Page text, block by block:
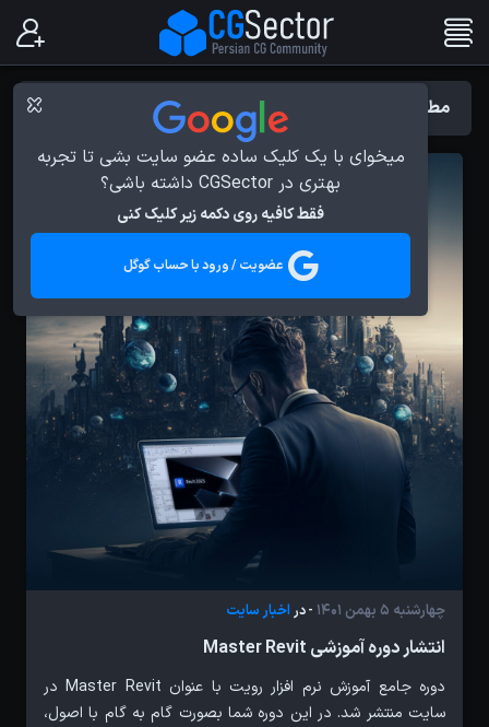
میخوای با یک کلیک ساده عضو سایت بشی تا تجربه
بهتری در CGSector داشته باشی؟
فقط کافیه روی دکمه زیر کلیک کنی
عضویت / ورود با حساب گوگل
مطالب با برچسب : معماری
چهارشنبه 5 بهمن 1401 - دراخبار سایت
انتشار دوره آموزشی Master Revit
دوره جامع آموزش نرم افزار رویت با عنوان Master Revit در
سایت منتشر شد. در این دوره شما بصورت گام به گام با اصول،